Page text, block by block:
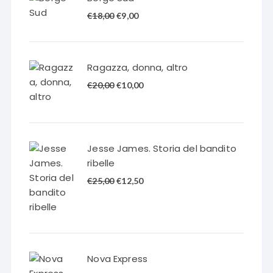
€18,00 Il
€18,00.
€9,00Il
€9,00.
Ragazza, donna, altro
€20,00 Il
€20,00.
€10,00Il
€10,00.
Jesse James. Storia del bandito
ribelle
€25,00 Il
€12,50Il
Nova Express